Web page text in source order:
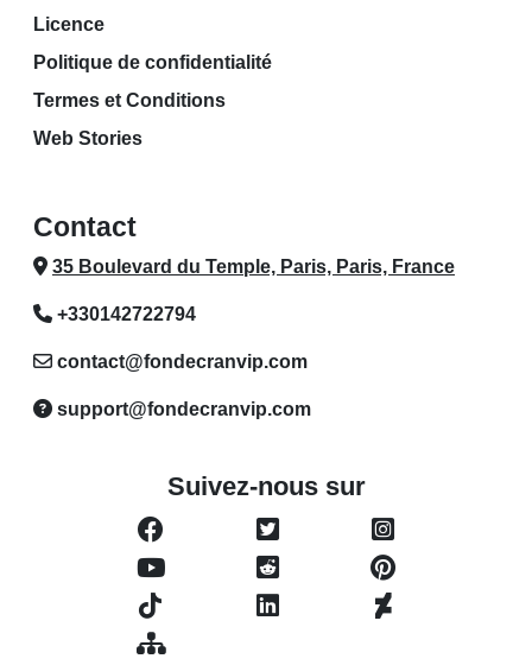
Licence
Politique de confidentialité
Termes et Conditions
Web Stories
Contact
35 Boulevard du Temple, Paris, Paris, France
+330142722794
contact@fondecranvip.com
support@fondecranvip.com
Suivez-nous sur